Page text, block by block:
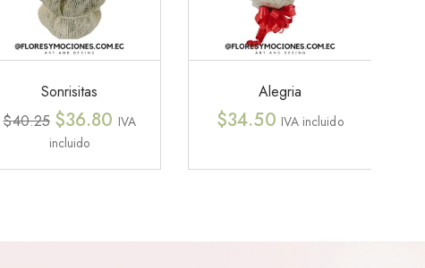
Sonrisitas
$40.25 $36.80 IVA
incluido
Alegria
$34.50 IVA incluido